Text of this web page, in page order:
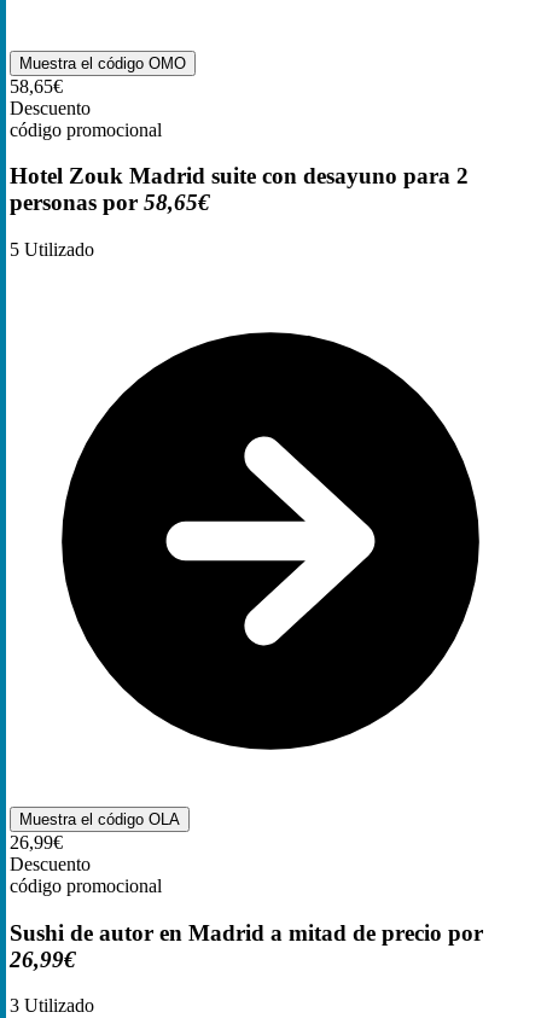
Muestra el código OMO
58,65€
Descuento
código promocional
Hotel Zouk Madrid suite con desayuno para 2
personas por 58,65€
5 Utilizado
Muestra el código OLA
26,99€
Descuento
código promocional
Sushi de autor en Madrid a mitad de precio por
26,99€
3 Utilizado